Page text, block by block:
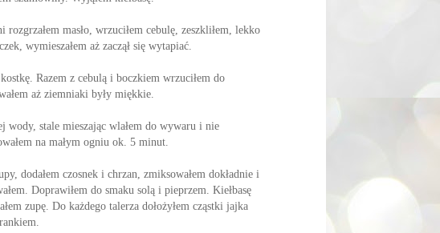
masło, wrzuciłem cebulę, zeszkliłem, lekko
wymieszałem aż zaczął się wytapiać.
Razem z cebulą i boczkiem wrzuciłem do
aż ziemniaki były miękkie.
wody, stale mieszając wlałem do wywaru i nie
na małym ogniu ok. 5 minut.
dodałem czosnek i chrzan, zmiksowałem dokładnie i
Doprawiłem do smaku solą i pieprzem. Kiełbasę
zupę. Do każdego talerza dołożyłem cząstki jajka